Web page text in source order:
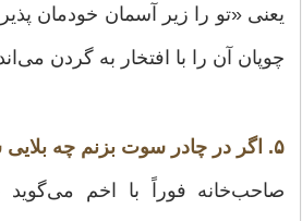
یعنی «تو را زیر آسمان خودمان
چوپان آن را با افتخار به گردن
۵. اگر در چادر سوت بزنم چه بلایی سرم می‌آید؟
صاحب‌خانه فوراً با اخم می‌گوید